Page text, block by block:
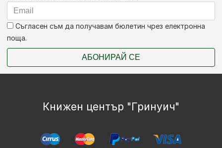
Съгласен съм да получавам бюлетин чрез електронна
поща.
АБОНИРАЙ СЕ
Книжен център "Гринуич"